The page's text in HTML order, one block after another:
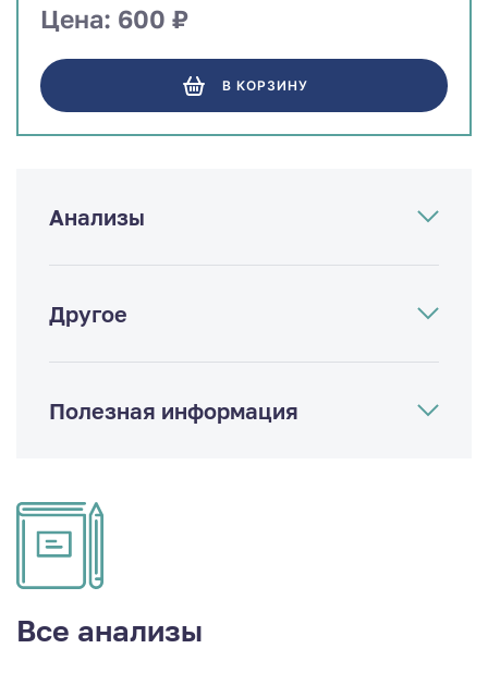
Анализы
Другое
Полезная информация
Цена: 600 ₽
В КОРЗИНУ
Все анализы